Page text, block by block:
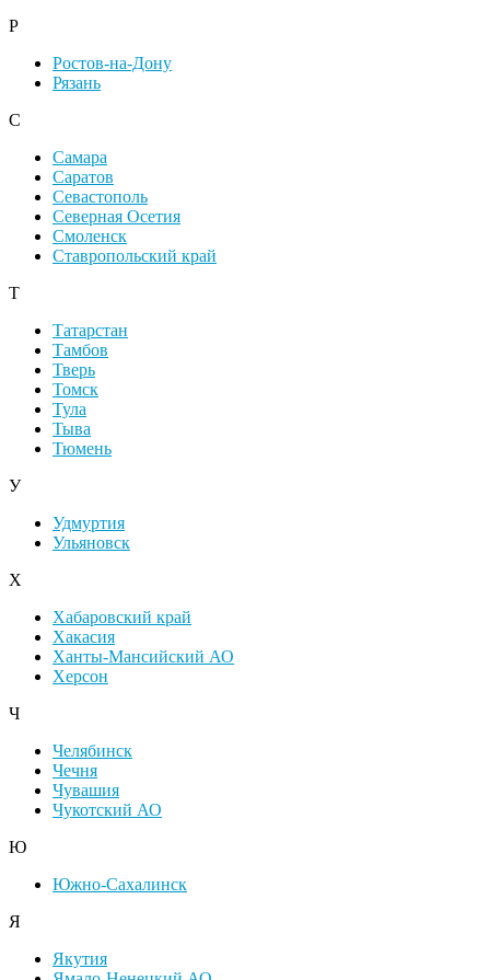
Р
Ростов-на-Дону
Рязань
С
Самара
Саратов
Севастополь
Северная Осетия
Смоленск
Ставропольский край
Т
Татарстан
Тамбов
Тверь
Томск
Тула
Тыва
Тюмень
У
Удмуртия
Ульяновск
Х
Хабаровский край
Хакасия
Ханты-Мансийский АО
Херсон
Ч
Челябинск
Чечня
Чувашия
Чукотский АО
Ю
Южно-Сахалинск
Я
Якутия